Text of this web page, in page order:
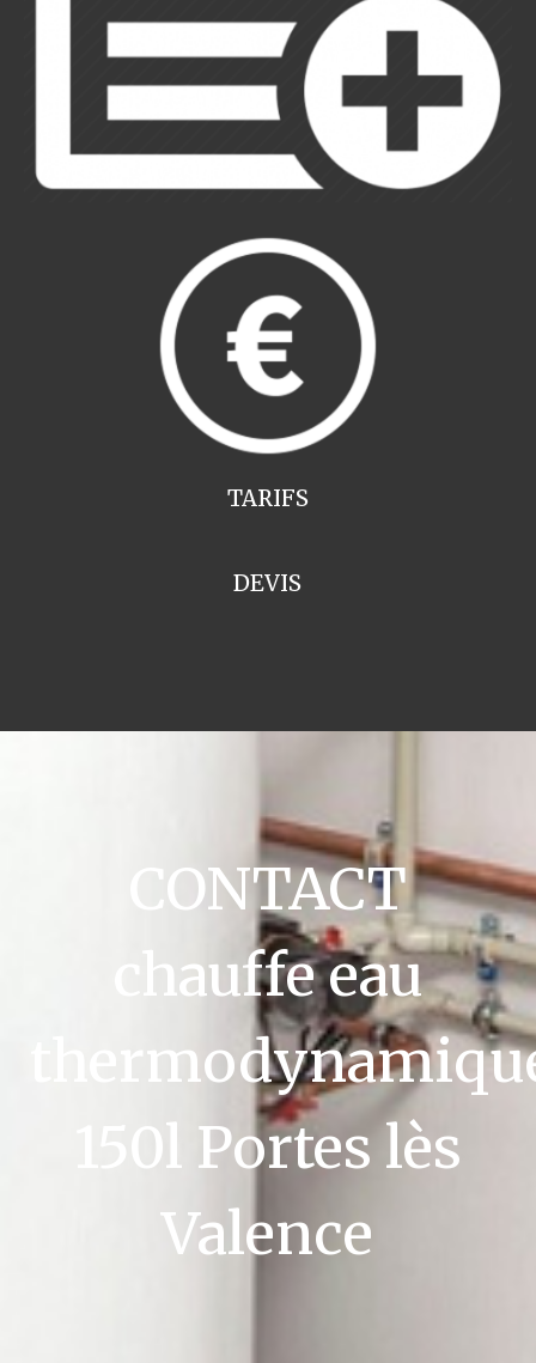
TARIFS
DEVIS
CONTACT
chauffe eau
150l Portes lès
Valence